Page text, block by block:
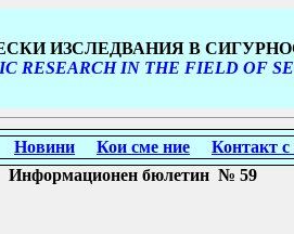
ИЗСЛЕДВАНИЯ В
RESEARCH IN THE FIELD OF
Новини Кои сме ние Контакт с
Информационен бюлетин № 59